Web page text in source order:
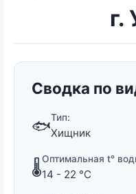
г.
Сводка по
🐟Тип:
Хищник
🌡️Оптимальная t°
14 - 22 °C